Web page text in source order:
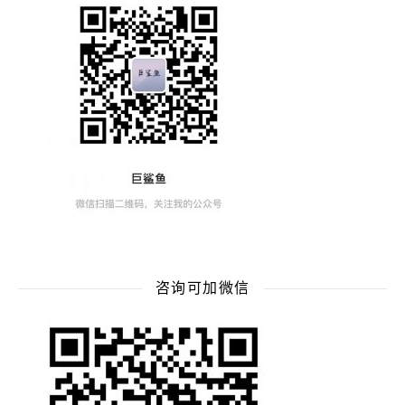
咨询可加微信